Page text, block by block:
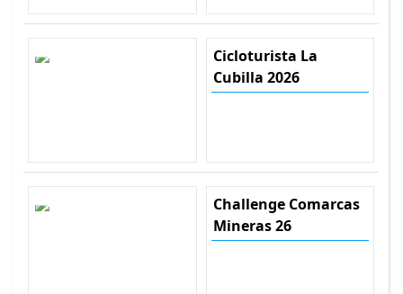
Cicloturista La
Cubilla 2026
Challenge Comarcas
Mineras 26